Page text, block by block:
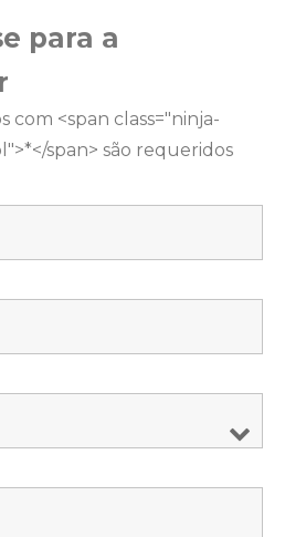
para a
com <span class="ninja-
span> são requeridos